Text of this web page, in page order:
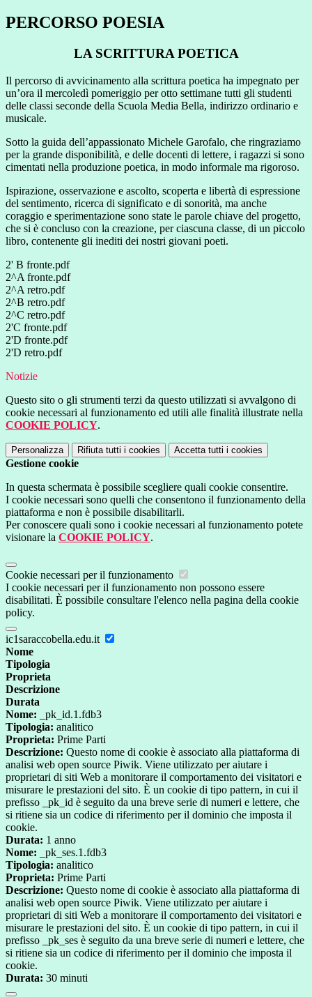
PERCORSO POESIA
LA SCRITTURA POETICA
Il percorso di avvicinamento alla scrittura poetica ha impegnato per
un’ora il mercoledì pomeriggio per otto settimane tutti gli studenti
delle classi seconde della Scuola Media Bella, indirizzo ordinario e
musicale.
Sotto la guida dell’appassionato Michele Garofalo, che ringraziamo
per la grande disponibilità, e delle docenti di lettere, i ragazzi si sono
cimentati nella produzione poetica, in modo informale ma rigoroso.
Ispirazione, osservazione e ascolto, scoperta e libertà di espressione
del sentimento, ricerca di significato e di sonorità, ma anche
coraggio e sperimentazione sono state le parole chiave del progetto,
che si è concluso con la creazione, per ciascuna classe, di un piccolo
libro, contenente gli inediti dei nostri giovani poeti.
2' B fronte.pdf
2^A fronte.pdf
2^A retro.pdf
2^B retro.pdf
2^C retro.pdf
2'C fronte.pdf
2'D fronte.pdf
2'D retro.pdf
Notizie
Questo sito o gli strumenti terzi da questo utilizzati si avvalgono di
cookie necessari al funzionamento ed utili alle finalità illustrate nella
COOKIE POLICY.
Personalizza Rifiuta tutti i cookies Accetta tutti i cookies
Gestione cookie
In questa schermata è possibile scegliere quali cookie consentire.
I cookie necessari sono quelli che consentono il funzionamento della
piattaforma e non è possibile disabilitarli.
Per conoscere quali sono i cookie necessari al funzionamento potete
visionare la COOKIE POLICY.
Cookie necessari per il funzionamento
I cookie necessari per il funzionamento non possono essere
disabilitati. È possibile consultare l'elenco nella pagina della cookie
policy.
ic1saraccobella.edu.it
Nome
Tipologia
Proprieta
Descrizione
Durata
Nome: _pk_id.1.fdb3
Tipologia: analitico
Proprieta: Prime Parti
Descrizione: Questo nome di cookie è associato alla piattaforma di
analisi web open source Piwik. Viene utilizzato per aiutare i
proprietari di siti Web a monitorare il comportamento dei visitatori e
misurare le prestazioni del sito. È un cookie di tipo pattern, in cui il
prefisso _pk_id è seguito da una breve serie di numeri e lettere, che
si ritiene sia un codice di riferimento per il dominio che imposta il
cookie.
Durata: 1 anno
Nome: _pk_ses.1.fdb3
Tipologia: analitico
Proprieta: Prime Parti
Descrizione: Questo nome di cookie è associato alla piattaforma di
analisi web open source Piwik. Viene utilizzato per aiutare i
proprietari di siti Web a monitorare il comportamento dei visitatori e
misurare le prestazioni del sito. È un cookie di tipo pattern, in cui il
prefisso _pk_ses è seguito da una breve serie di numeri e lettere, che
si ritiene sia un codice di riferimento per il dominio che imposta il
cookie.
Durata: 30 minuti